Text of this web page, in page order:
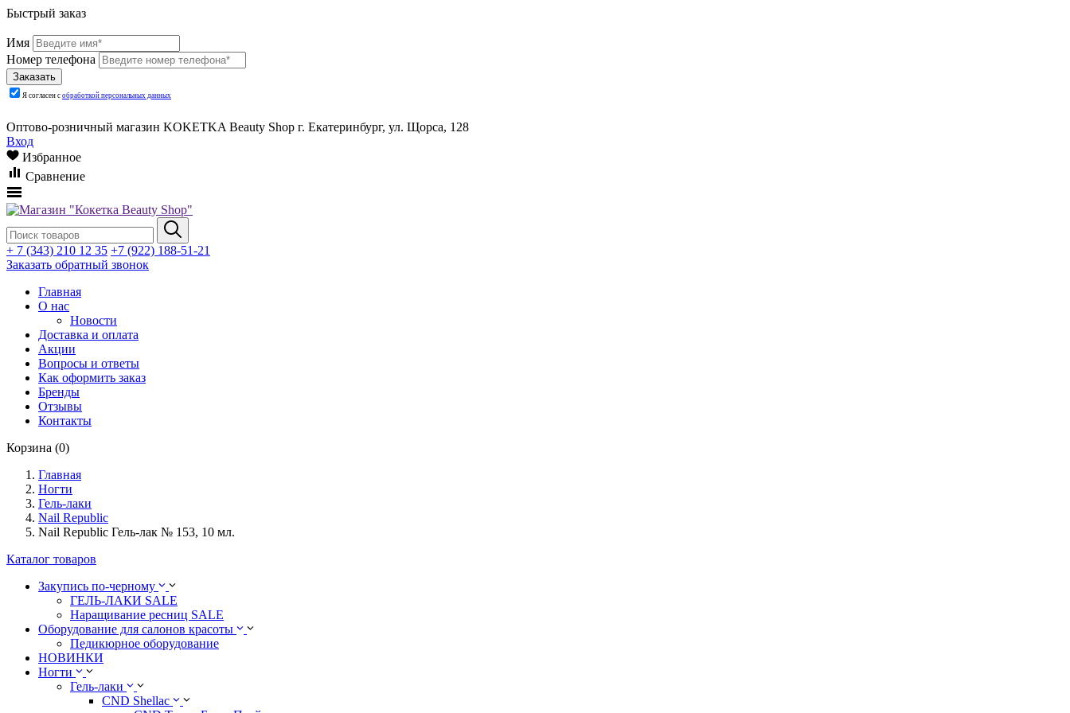
Быстрый заказ
Имя
Номер телефона
Я согласен с обработкой персональных данных
Оптово-розничный магазин KOKETKA Beauty Shop г. Екатеринбург, ул. Щорса, 128
Вход
Избранное
Сравнение
+ 7 (343) 210 12 35 +7 (922) 188-51-21
Заказать обратный звонок
Главная
О нас
Новости
Доставка и оплата
Акции
Вопросы и ответы
Как оформить заказ
Бренды
Отзывы
Контакты
Корзина (0)
Главная
Ногти
Гель-лаки
Nail Republic
Nail Republic Гель-лак № 153, 10 мл.
Каталог товаров
Закупись по-черному
ГЕЛЬ-ЛАКИ SALE
Наращивание ресниц SALE
Оборудование для салонов красоты
Педикюрное оборудование
НОВИНКИ
Ногти
Гель-лаки
CND Shellac